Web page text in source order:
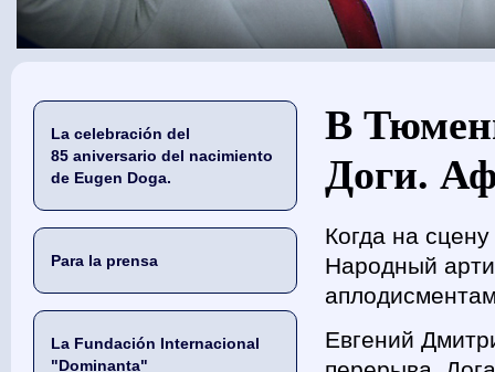
La celebración del
85 aniversario del nacimiento
de Eugen Doga.
Para la prensa
La Fundación Internacional
"Dominanta"
Usted está aquí
В
Доги.
Когда на
Народный
Евгений